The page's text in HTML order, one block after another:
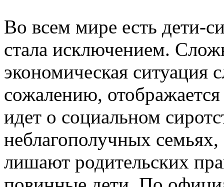
Во всем мире есть дети-
стала исключением.
экономическая ситуация
сожалению,
идет о социальном
неблагополучных
лишают родительских